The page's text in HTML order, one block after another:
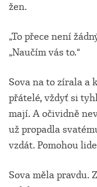
žen.
„To přece není
„Naučím vás to.“
Sova na to zírala a
přátelé, vždyť si
mají. A očividně
už propadla
vzdát. Pomohou
Sova měla pravdu.